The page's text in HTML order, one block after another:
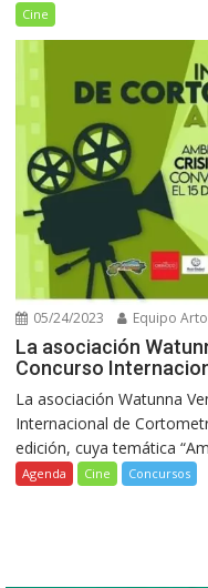
Cine
05/24/2023 Equipo
La asociación
Concurso
La asociación Watunna
Internacional de
edición, cuya temática
Agenda Cine Concursos